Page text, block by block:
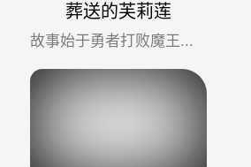
葬送的芙莉莲